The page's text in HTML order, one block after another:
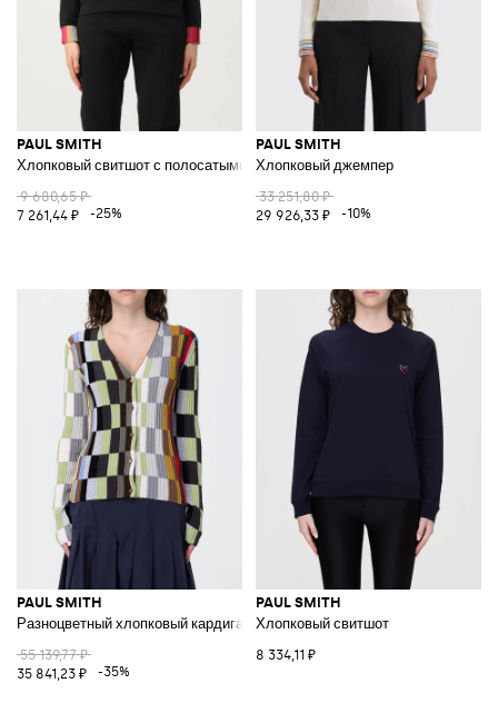
PAUL SMITH
Хлопковый свитшот с полосатыми манжетами
9 680,65 ₽
7 261,44 ₽
-25%
PAUL SMITH
Хлопковый джемпер
33 251,80 ₽
29 926,33 ₽
-10%
PAUL SMITH
Разноцветный хлопковый кардиган
55 139,77 ₽
35 841,23 ₽
-35%
PAUL SMITH
Хлопковый свитшот
8 334,11 ₽